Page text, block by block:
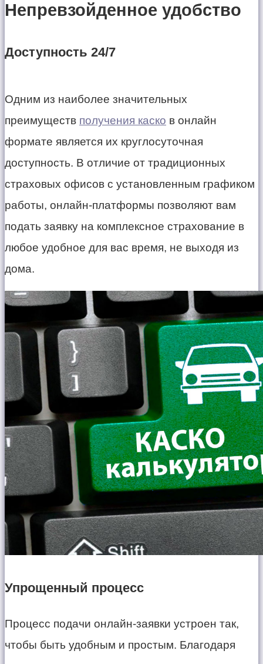
Непревзойденное удобство
Доступность 24/7
Одним из наиболее значительных
преимуществ получения каско в онлайн
формате является их круглосуточная
доступность. В отличие от традиционных
страховых офисов с установленным графиком
работы, онлайн-платформы позволяют вам
подать заявку на комплексное страхование в
любое удобное для вас время, не выходя из
дома.
Упрощенный процесс
Процесс подачи онлайн-заявки устроен так,
чтобы быть удобным и простым. Благодаря